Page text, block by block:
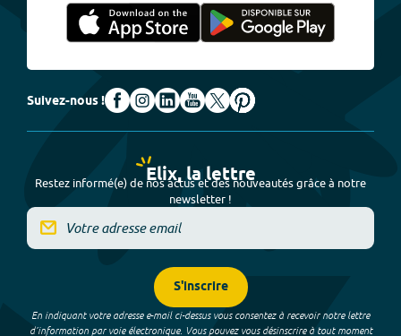
Suivez-nous !
Elix, la lettre
Restez informé(e) de nos actus et des nouveautés grâce à notre
newsletter !
S'inscrire
En indiquant votre adresse e-mail ci-dessus vous consentez à recevoir notre lettre
d’information par voie électronique. Vous pouvez vous désinscrire à tout moment